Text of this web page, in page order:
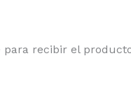
recibir el